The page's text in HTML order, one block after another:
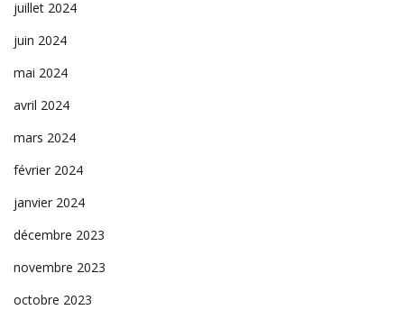
juillet 2024
juin 2024
mai 2024
avril 2024
mars 2024
février 2024
janvier 2024
décembre 2023
novembre 2023
octobre 2023